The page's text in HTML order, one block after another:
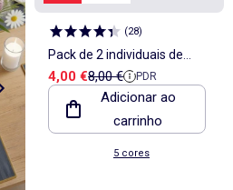
(28)
Pack de 2 individuais de
mesa decorados 32 x 45 cm
- Kiabi Home
Preço de venda
4,00 €Preço de referência
8,00 € PDR
Adicionar ao
carrinho
5 cores